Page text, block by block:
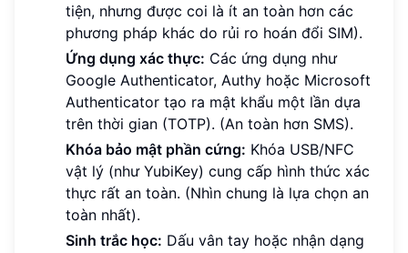
tiện, nhưng được coi là ít an toàn hơn các
phương pháp khác do rủi ro hoán đổi SIM).
Ứng dụng xác thực: Các ứng dụng như
Google Authenticator, Authy hoặc Microsoft
Authenticator tạo ra mật khẩu một lần dựa
trên thời gian (TOTP). (An toàn hơn SMS).
Khóa bảo mật phần cứng: Khóa USB/NFC
vật lý (như YubiKey) cung cấp hình thức xác
thực rất an toàn. (Nhìn chung là lựa chọn an
toàn nhất).
Sinh trắc học: Dấu vân tay hoặc nhận dạng